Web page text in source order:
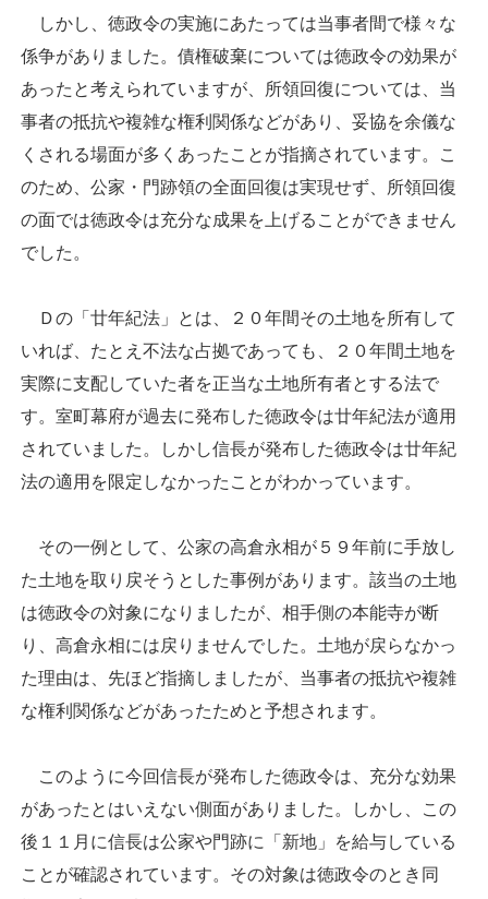
しかし、徳政令の実施にあたっては当事者間で様々な
係争がありました。債権破棄については徳政令の効果が
あったと考えられていますが、所領回復については、当
事者の抵抗や複雑な権利関係などがあり、妥協を余儀な
くされる場面が多くあったことが指摘されています。こ
のため、公家・門跡領の全面回復は実現せず、所領回復
の面では徳政令は充分な成果を上げることができません
でした。
Ｄの「廿年紀法」とは、２０年間その土地を所有して
いれば、たとえ不法な占拠であっても、２０年間土地を
実際に支配していた者を正当な土地所有者とする法で
す。室町幕府が過去に発布した徳政令は廿年紀法が適用
されていました。しかし信長が発布した徳政令は廿年紀
法の適用を限定しなかったことがわかっています。
その一例として、公家の高倉永相が５９年前に手放し
た土地を取り戻そうとした事例があります。該当の土地
は徳政令の対象になりましたが、相手側の本能寺が断
り、高倉永相には戻りませんでした。土地が戻らなかっ
た理由は、先ほど指摘しましたが、当事者の抵抗や複雑
な権利関係などがあったためと予想されます。
このように今回信長が発布した徳政令は、充分な効果
があったとはいえない側面がありました。しかし、この
後１１月に信長は公家や門跡に「新地」を給与している
ことが確認されています。その対象は徳政令のとき同